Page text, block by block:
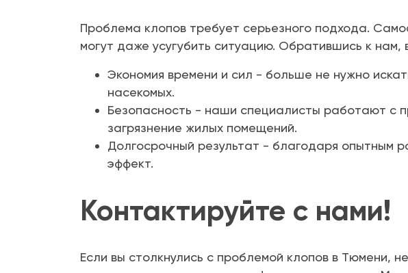
Проблема клопов требует серьезного подхода.
могут даже усугубить ситуацию. Обратившись к
Экономия времени и сил - больше не нужно
насекомых.
Безопасность - наши специалисты работают с
загрязнение жилых помещений.
Долгосрочный результат - благодаря опытным
эффект.
Контактируйте с нами!
Если вы столкнулись с проблемой клопов в